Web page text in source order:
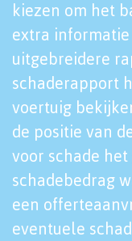
kiezen om het
extra
uitgebreidere
schaderapport
voertuig
de positie van
voor schade
schadebedrag
een
eventuele